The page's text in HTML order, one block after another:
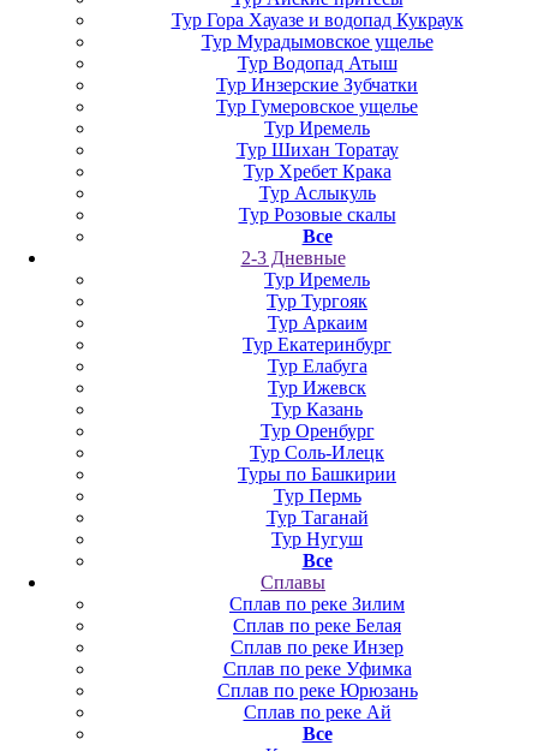
Тур Гора Хауазе и водопад Кукраук
Тур Мурадымовское ущелье
Тур Водопад Атыш
Тур Инзерские Зубчатки
Тур Гумеровское ущелье
Тур Иремель
Тур Шихан Торатау
Тур Хребет Крака
Тур Аслыкуль
Тур Розовые скалы
Все
2-3 Дневные
Тур Иремель
Тур Тургояк
Тур Аркаим
Тур Екатеринбург
Тур Елабуга
Тур Ижевск
Тур Казань
Тур Оренбург
Тур Соль-Илецк
Туры по Башкирии
Тур Пермь
Тур Таганай
Тур Нугуш
Все
Сплавы
Сплав по реке Зилим
Сплав по реке Белая
Сплав по реке Инзер
Сплав по реке Уфимка
Сплав по реке Юрюзань
Сплав по реке Ай
Все